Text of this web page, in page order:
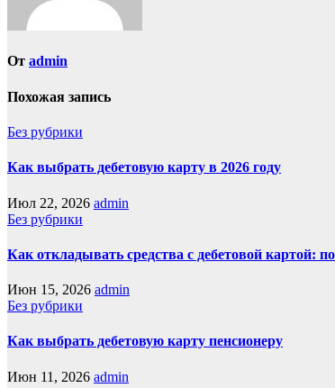
От admin
Похожая запись
Без рубрики
Как выбрать дебетовую карту в 2026 году
Июл 22, 2026 admin
Без рубрики
Как откладывать средства с дебетовой картой:
Июн 15, 2026 admin
Без рубрики
Как выбрать дебетовую карту пенсионеру
Июн 11, 2026 admin